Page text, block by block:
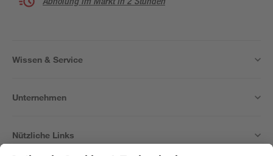
Wissen & Service
Unternehmen
Nützliche Links